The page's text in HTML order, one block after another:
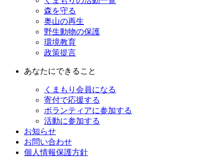
森を守る
奥山の再生
野生動物の保護
環境教育
政策提言
あなたにできること
くまもり会員になる
寄付で応援する
ボランティアに参加する
活動に参加する
お知らせ
お問い合わせ
個人情報保護方針